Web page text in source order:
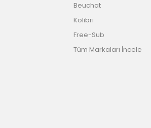
Beuchat
Kolibri
Free-Sub
Tüm Markaları İncele